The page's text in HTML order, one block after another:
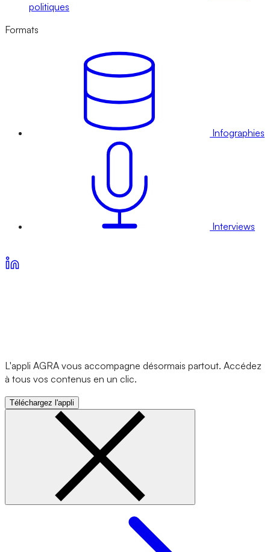
politiques
Formats
Infographies
Interviews
L'appli AGRA vous accompagne désormais partout. Accédez
à tous vos contenus en un clic.
Téléchargez l'appli